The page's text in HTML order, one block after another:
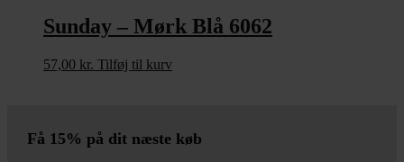
Sunday – Mørk Blå 6062
57,00 kr. Tilføj til kurv
Få 15% på dit næste køb